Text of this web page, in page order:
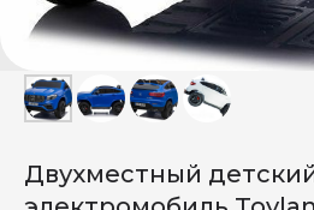
Двухместный